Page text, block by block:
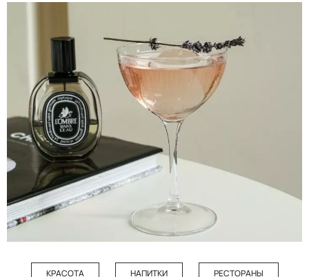
КРАСОТА НАПИТКИ РЕСТОРАНЫ